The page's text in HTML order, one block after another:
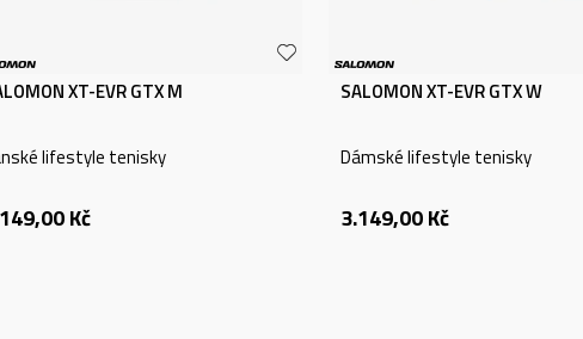
XT-EVR GTX M
lifestyle tenisky
Kč
SALOMON XT-EVR GTX W
Dámské lifestyle tenisky
3.149,00Kč